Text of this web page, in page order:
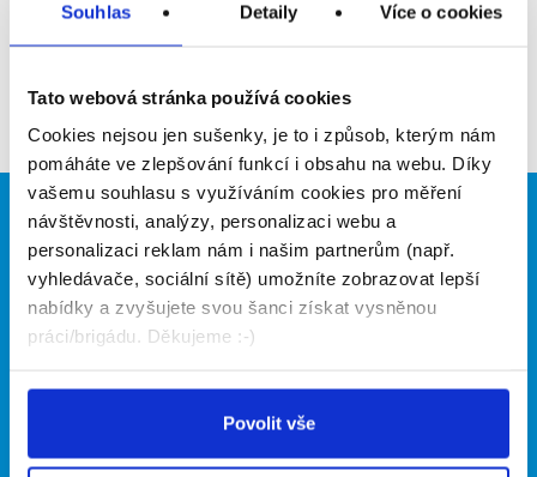
Souhlas Detaily Více o cookies
Tato webová stránka používá cookies
Cookies nejsou jen sušenky, je to i způsob, kterým nám
pomáháte ve zlepšování funkcí i obsahu na webu. Díky
vašemu souhlasu s využíváním cookies pro měření
návštěvnosti, analýzy, personalizaci webu a
personalizaci reklam nám i našim partnerům (např.
vyhledávače, sociální sítě) umožníte zobrazovat lepší
nabídky a zvyšujete svou šanci získat vysněnou
práci/brigádu. Děkujeme :-)
Povolit vše
Zpět
Brigádníci
Články
Hledané brigády
Firmy
Vložit inzerát
Ceník
Kontakt
Naše další projekty
Mobilní aplikace